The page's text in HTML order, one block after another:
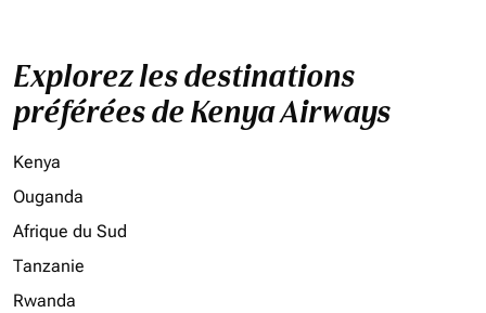
Explorez les destinations
préférées de Kenya Airways
Kenya
Ouganda
Afrique du Sud
Tanzanie
Rwanda